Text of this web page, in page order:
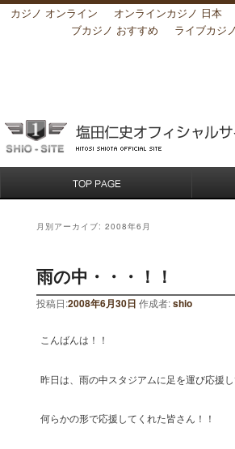
カジノ オンライン オンラインカジノ 日本
ブカジノ おすすめ
ライブカジ
月別アーカイブ: 2008年6月
雨の中・・・！！
投稿日:2008年6月30日 作成者:shio
こんばんは！！
昨日は、雨の中スタジアムに足を運び応援
何らかの形で応援してくれた皆さん！！